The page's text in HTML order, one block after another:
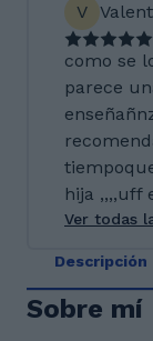
V
como se
parece
hija ,,,,uff
Ver todas
Descripción
Sobre mí